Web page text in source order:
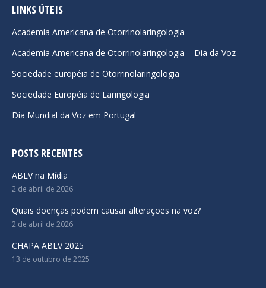
opens
new
window
opens
new
window
opens
new
window
LINKS ÚTEIS
Academia Americana de Otorrinolaringologia
Academia Americana de Otorrinolaringologia – Dia da Voz
Sociedade européia de Otorrinolaringologia
Sociedade Européia de Laringologia
Dia Mundial da Voz em Portugal
POSTS RECENTES
ABLV na Mídia
2 de abril de 2026
Quais doenças podem causar alterações na voz?
2 de abril de 2026
CHAPA ABLV 2025
13 de outubro de 2025